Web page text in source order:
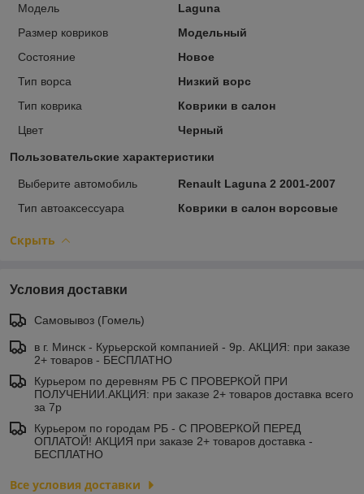
Модель
Laguna
Размер ковриков
Модельный
Состояние
Новое
Тип ворса
Низкий ворс
Тип коврика
Коврики в салон
Цвет
Черный
Пользовательские характеристики
Выберите автомобиль
Renault Laguna 2 2001-2007
Тип автоаксессуара
Коврики в салон ворсовые
Скрыть
Условия доставки
Самовывоз (Гомель)
в г. Минск - Курьерской компанией - 9р. АКЦИЯ: при заказе
2+ товаров - БЕСПЛАТНО
Курьером по деревням РБ С ПРОВЕРКОЙ ПРИ
ПОЛУЧЕНИИ.АКЦИЯ: при заказе 2+ товаров доставка всего
за 7р
Курьером по городам РБ - С ПРОВЕРКОЙ ПЕРЕД
ОПЛАТОЙ! АКЦИЯ при заказе 2+ товаров доставка -
БЕСПЛАТНО
Все условия доставки